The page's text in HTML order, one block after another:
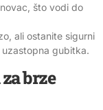
što vodi do
ali ostanite sigurni
gubitka.
brze